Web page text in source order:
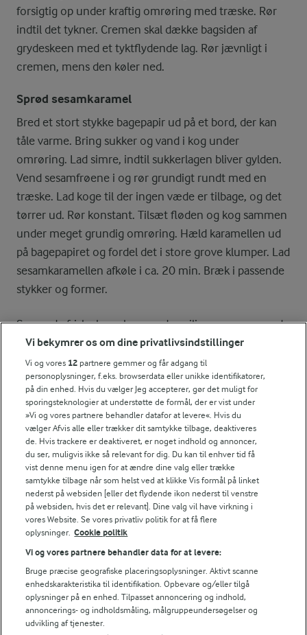
forsigtig op under kraftig omrøring med træske. Rør
indtil det tykner. Cremen skal dække bagsiden af
grydeskeen med et tyktflydende lag. Rør jævnligt i
cremen, mens den køler ned.
Sprød sesamkaramel
Bred et stort stykke bagepapir ud på et bord, der kan
tåle varme. Bring sukker og vand i kog under
omrøring. Lad simre, indtil sukkerlagen bliver gylden.
Vend sesamfrøene i og rør grundigt rundt med en
træske. Lad koge til der ingen væde er tilbage, og det
tørrer ud. Rør konstant. Tilsæt fløden og kog sammen
under meget grundig omrøring. Hæld karamellen ud
på bagepapiret og fordel det i store grove klumper. Lad
sesamkaramellen afkøle i ca. 20 min. Bræk i passende
stykker og former.
Server de friske brombær med vaniljecreme og sprød
karamel på toppen.
Bedømmelse
1 2 3 4 5
NÆRINGSINDHOLD, PR 100 G
Energiindhold:
Energifordeling
ENERGI PR 100 G
For at se denne video skal du give tilladelse
til de nødvendige cookies.
GIV TILLADELSE HER
Vi bekymrer os om dine privatlivsindstillinger
Vi og vores 12 partnere gemmer og får adgang til
personoplysninger, f.eks. browserdata eller unikke identifikatorer,
på din enhed. Hvis du vælger Jeg accepterer, gør det muligt for
sporingsteknologier at understøtte de formål, der er vist under
»Vi og vores partnere behandler datafor at levere«. Hvis du
vælger Afvis alle eller trækker dit samtykke tilbage, deaktiveres
de. Hvis trackere er deaktiveret, er noget indhold og annoncer,
du ser, muligvis ikke så relevant for dig. Du kan til enhver tid få
vist denne menu igen for at ændre dine valg eller trække
samtykke tilbage når som helst ved at klikke Vis formål på linket
nederst på websiden [eller det flydende ikon nederst til venstre
på websiden, hvis det er relevant]. Dine valg vil have virkning i
vores Website. Se vores privatliv politik for at få flere
oplysninger. Cookie politik
Vi og vores partnere behandler data for at levere:
Bruge præcise geografiske placeringsoplysninger. Aktivt scanne
enhedskarakteristika til identifikation. Opbevare og/eller tilgå
oplysninger på en enhed. Tilpasset annoncering og indhold,
annoncerings- og indholdsmåling, målgruppeundersøgelser og
udvikling af tjenester.